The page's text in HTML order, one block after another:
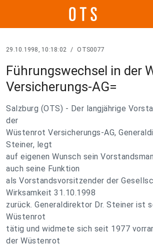
29.10.1998, 10:18:02 / OTS0077
Führungswechsel in der
Versicherungs-AG=
Salzburg (OTS) - Der langjährige
der
Wüstenrot Versicherungs-AG,
Steiner, legt
auf eigenen Wunsch sein
auch seine Funktion
als Vorstandsvorsitzender der
Wirksamkeit 31.10.1998
zurück. Generaldirektor Dr. Steiner ist
Wüstenrot
tätig und widmete sich seit 1977
der Wüstenrot